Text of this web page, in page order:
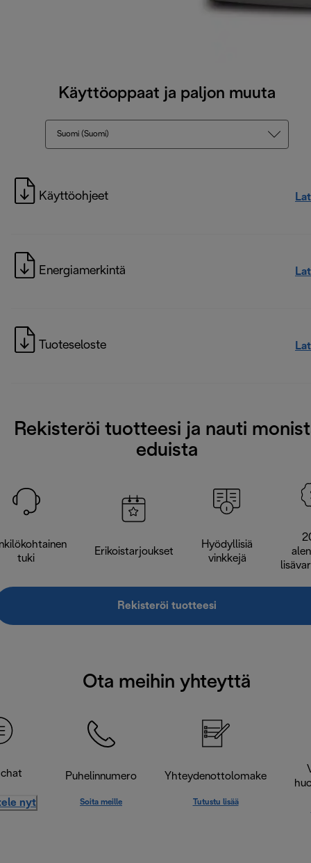
Käyttöoppaat ja paljon muuta
Suomi (Suomi)
Käyttöohjeet
Energiamerkintä
Tuoteseloste
Rekisteröi tuotteesi ja nauti
eduista
tuki
Erikoistarjoukset
Hyödyllisiä
vinkkejä
Rekisteröi tuotteesi
Ota meihin yhteyttä
nyt
Puhelinnumero
Soita meille
Yhteydenottolomake
Tutustu lisää